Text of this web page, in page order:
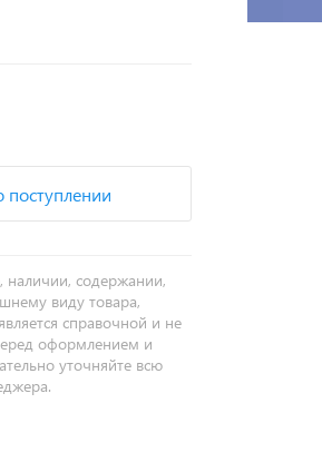
поступлении
содержании,
виду товара,
справочной и не
оформлением и
уточняйте всю